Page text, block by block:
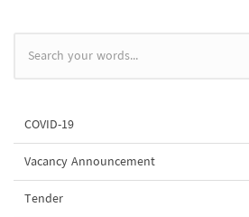
Search form
COVID-19
Vacancy Announcement
Tender